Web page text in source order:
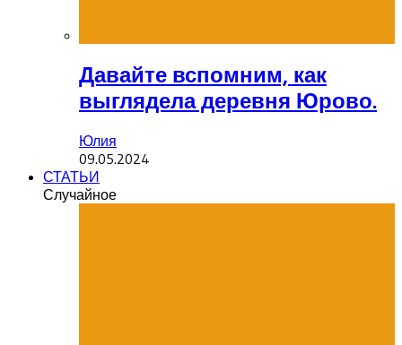
Давайте вспомним, как
выглядела деревня Юрово.
Юлия
09.05.2024
СТАТЬИ
Случайное